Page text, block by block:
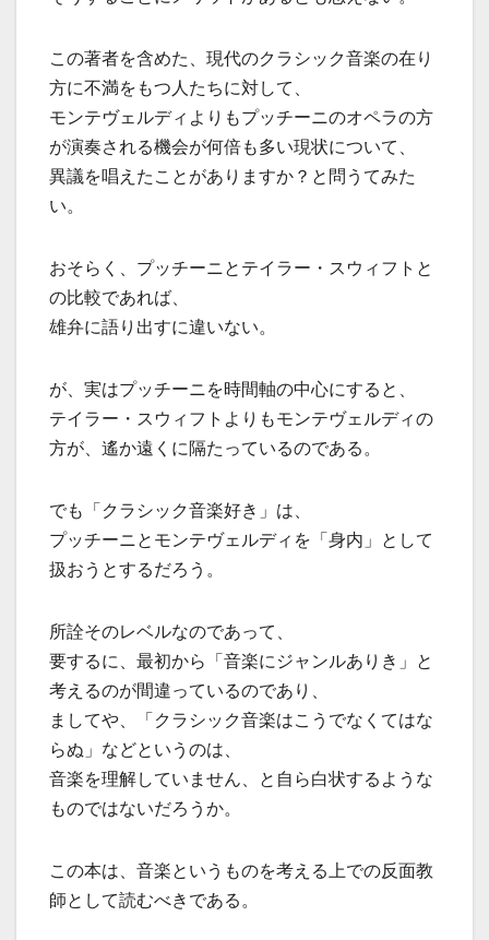
この著者を含めた、現代のクラシック音楽の在り
方に不満をもつ人たちに対して、
モンテヴェルディよりもプッチーニのオペラの方
が演奏される機会が何倍も多い現状について、
異議を唱えたことがありますか？と問うてみた
い。
おそらく、プッチーニとテイラー・スウィフトと
の比較であれば、
雄弁に語り出すに違いない。
が、実はプッチーニを時間軸の中心にすると、
テイラー・スウィフトよりもモンテヴェルディの
方が、遙か遠くに隔たっているのである。
でも「クラシック音楽好き」は、
プッチーニとモンテヴェルディを「身内」として
扱おうとするだろう。
所詮そのレベルなのであって、
要するに、最初から「音楽にジャンルありき」と
考えるのが間違っているのであり、
ましてや、「クラシック音楽はこうでなくてはな
らぬ」などというのは、
音楽を理解していません、と自ら白状するような
ものではないだろうか。
この本は、音楽というものを考える上での反面教
師として読むべきである。